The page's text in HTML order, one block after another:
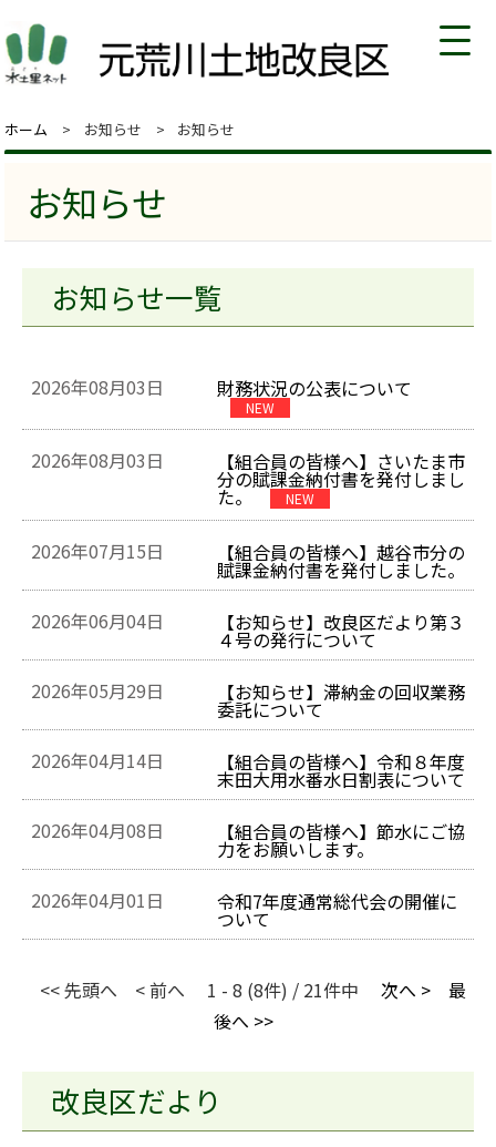
ホーム お知らせ お知らせ
お知らせ
お知らせ一覧
2026年08月03日 財務状況の公表について
NEW
2026年08月03日 【組合員の皆様へ】さいたま市
分の賦課金納付書を発付しまし
た。 NEW
2026年07月15日 【組合員の皆様へ】越谷市分の
賦課金納付書を発付しました。
2026年06月04日
【お知らせ】改良区だより第３
４号の発行について
2026年05月29日
【お知らせ】滞納金の回収業務
委託について
2026年04月14日
【組合員の皆様へ】令和８年度
末田大用水番水日割表について
2026年04月08日
【組合員の皆様へ】節水にご協
力をお願いします。
2026年04月01日
令和7年度通常総代会の開催に
ついて
<< 先頭へ < 前へ 1 - 8 (8件) / 21件中 次へ >
最
後へ >>
改良区だより